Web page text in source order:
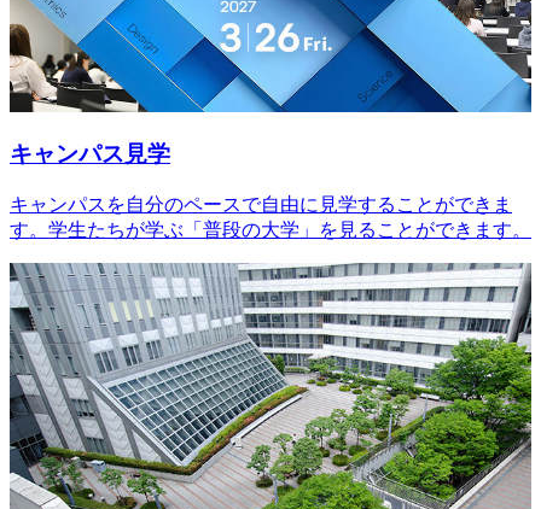
キャンパス見学
キャンパスを自分のペースで自由に見学することができま
す。学生たちが学ぶ「普段の大学」を見ることができます。